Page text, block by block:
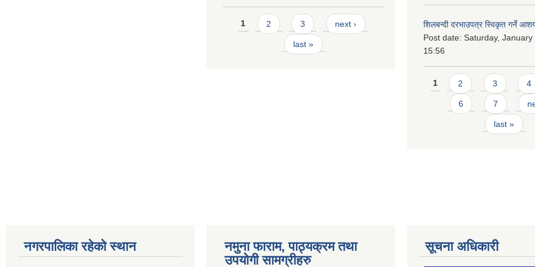
Pages
1 2 3 next ›
last »
शिलबन्दी दरभाउपत्र स्विकृत गर्ने
Post date: Saturday,
15:56
Pages
1 2 3 4
6 7
last »
नगरपालिका रहेको स्थान
नमुना फाराम, पाठ्यक्रम तथा
उपयोगी सामग्रीहरु
सूचना अधिकारी